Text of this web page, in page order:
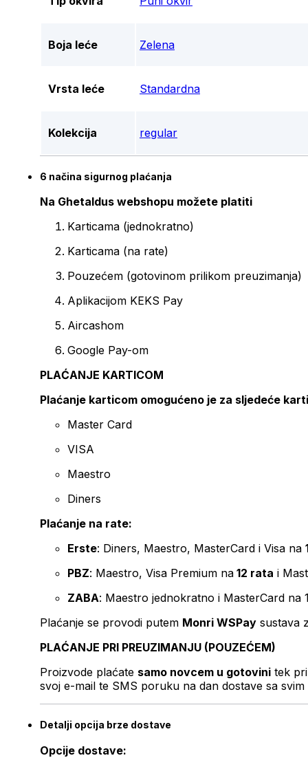
Boja leće Zelena
Vrsta leće Standardna
Kolekcija regular
6 načina sigurnog plaćanja
Na Ghetaldus webshopu možete platiti
Karticama (jednokratno)
Karticama (na rate)
Pouzećem (gotovinom prilikom preuzimanja)
Aplikacijom KEKS Pay
Aircashom
Google Pay-om
PLAĆANJE KARTICOM
Plaćanje karticom omogućeno je za sljedeće
Master Card
VISA
Maestro
Diners
Plaćanje na rate:
Erste: Diners, Maestro, MasterCard i Visa na
PBZ: Maestro, Visa Premium na 12 rata i
ZABA: Maestro jednokratno i MasterCard na
Plaćanje se provodi putem Monri WSPay sustava
PLAĆANJE PRI PREUZIMANJU (POUZEĆEM)
Proizvode plaćate samo novcem u gotovini tek
svoj e-mail te SMS poruku na dan dostave sa svim
Detalji opcija brze dostave
Opcije dostave: